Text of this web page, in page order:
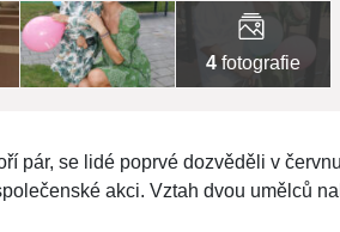
4 fotografie
pár, se lidé poprvé dozvěděli v
akci. Vztah dvou umělců